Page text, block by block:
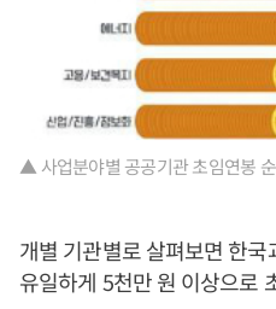
▲ 사업분야별 공공기관 초임연봉
개별 기관별로 살펴보면 한
유일하게 5천만 원 이상으로